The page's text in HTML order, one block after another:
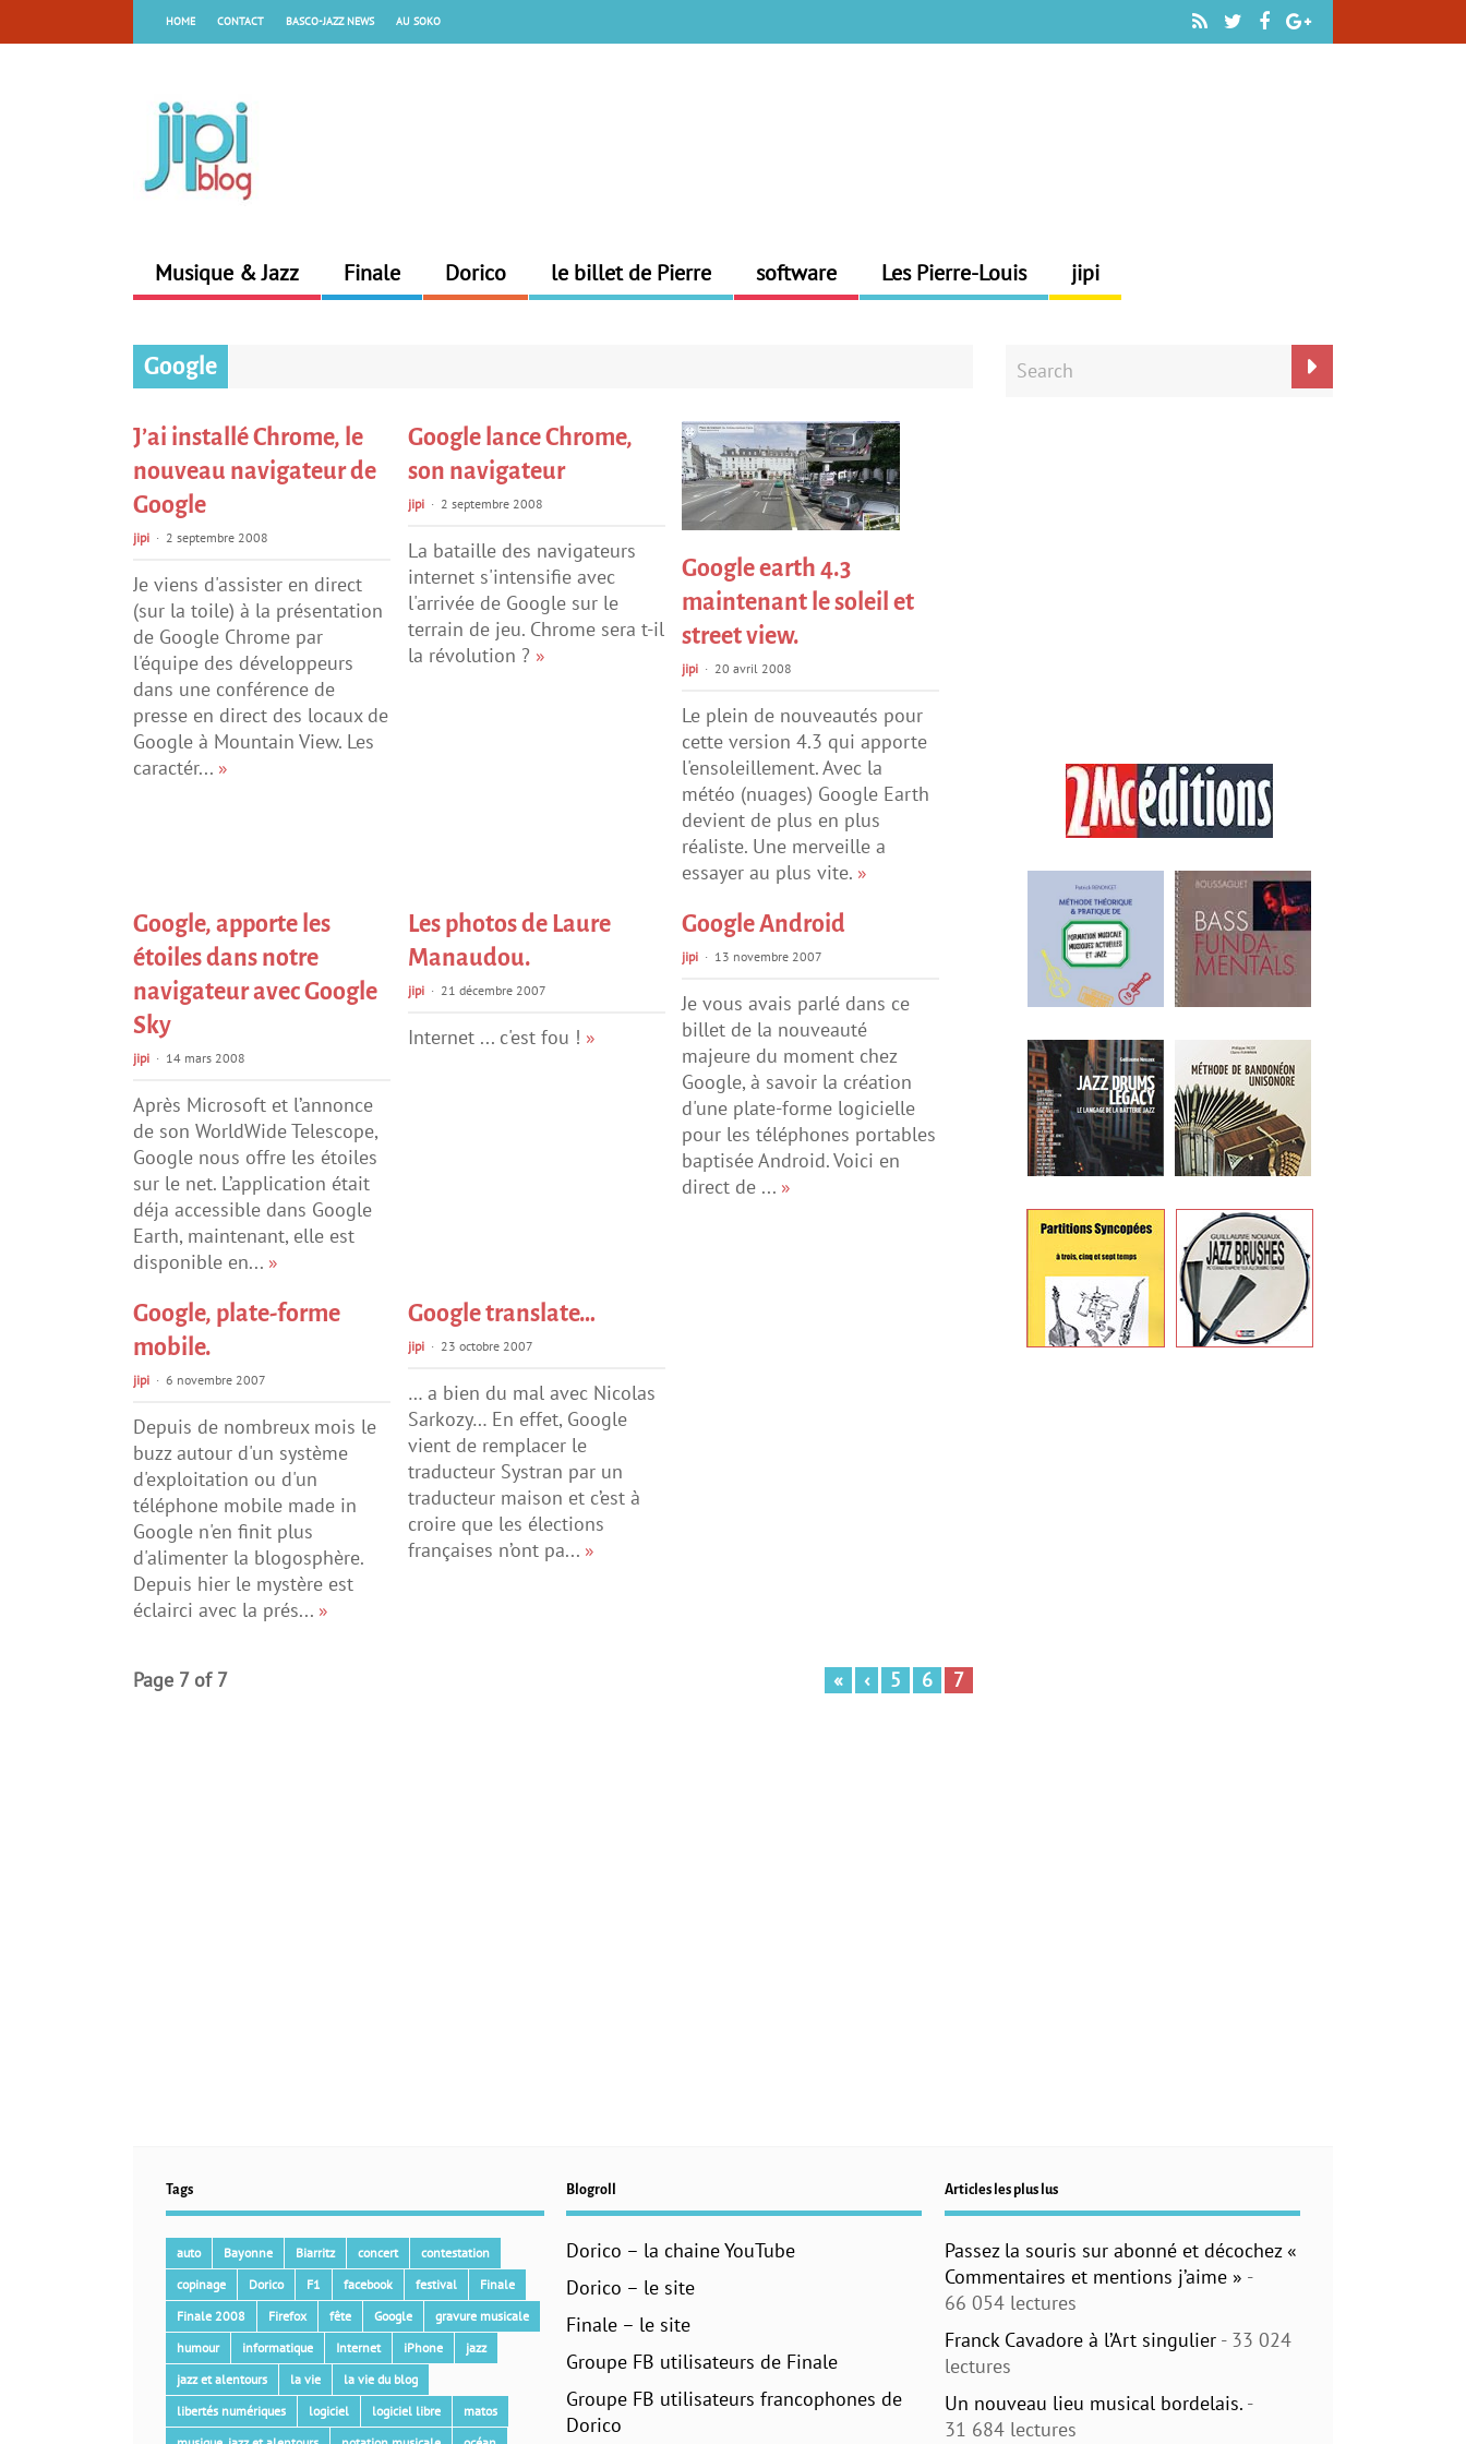
HOME CONTACT BASCO-JAZZ NEWS AU SOKO
Musique & Jazz Finale Dorico le billet de Pierre software Les Pierre-Louis jipi
Google
J’ai installé Chrome, le
nouveau navigateur de
Google
jipi 2 septembre 2008
Je viens d'assister en direct
(sur la toile) à la présentation
de Google Chrome par
l'équipe des développeurs
dans une conférence de
presse en direct des locaux de
Google à Mountain View. Les
caractér... »
Google lance Chrome,
son navigateur
jipi 2 septembre 2008
La bataille des navigateurs
internet s'intensifie avec
l'arrivée de Google sur le
terrain de jeu. Chrome sera t-il
la révolution ? »
Google earth 4.3
maintenant le soleil et
street view.
jipi 20 avril 2008
Le plein de nouveautés pour
cette version 4.3 qui apporte
l'ensoleillement. Avec la
météo (nuages) Google Earth
devient de plus en plus
réaliste. Une merveille a
essayer au plus vite. »
Google, apporte les
étoiles dans notre
navigateur avec Google
Sky
jipi 14 mars 2008
Après Microsoft et l’annonce
de son WorldWide Telescope,
Google nous offre les étoiles
sur le net. L’application était
déja accessible dans Google
Earth, maintenant, elle est
disponible en... »
Les photos de Laure
Manaudou.
jipi 21 décembre 2007
Internet ... c'est fou ! »
Google Android
jipi 13 novembre 2007
Je vous avais parlé dans ce
billet de la nouveauté
majeure du moment chez
Google, à savoir la création
d'une plate-forme logicielle
pour les téléphones portables
baptisée Android. Voici en
direct de ... »
Google, plate-forme
mobile.
jipi 6 novembre 2007
Depuis de nombreux mois le
buzz autour d'un système
d'exploitation ou d'un
téléphone mobile made in
Google n'en finit plus
d'alimenter la blogosphère.
Depuis hier le mystère est
éclairci avec la prés... »
Google translate…
jipi 23 octobre 2007
… a bien du mal avec Nicolas
Sarkozy… En effet, Google
vient de remplacer le
traducteur Systran par un
traducteur maison et c’est à
croire que les élections
françaises n’ont pa... »
Page 7 of 7 « ‹ 5 6 7
Tags
auto Bayonne Biarritz concert
contestation
copinage
Dorico F1 facebook festival
Finale
Finale 2008
Firefox fête Google
gravure musicale
humour
informatique Internet iPhone
jazz
jazz et alentours
la vie
la vie du blog
libertés numériques
logiciel logiciel libre
matos
Blogroll
Dorico – la chaine YouTube
Dorico – le site
Finale – le site
Groupe FB utilisateurs de Finale
Groupe FB utilisateurs francophones de
Dorico
Articles les plus lus
Passez la souris sur abonné et décochez «
Commentaires et mentions j’aime » -
66 054 lectures
Franck Cavadore à l’Art singulier - 33 024
lectures
Un nouveau lieu musical bordelais. -
31 684 lectures